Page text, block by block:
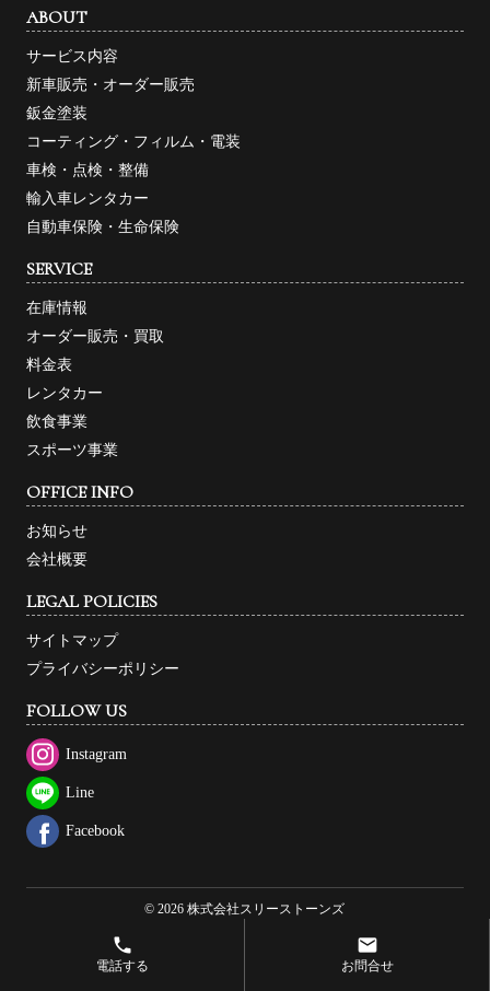
ABOUT
サービス内容
新車販売・オーダー販売
鈑金塗装
コーティング・フィルム・電装
車検・点検・整備
輸入車レンタカー
自動車保険・生命保険
SERVICE
在庫情報
オーダー販売・買取
料金表
レンタカー
飲食事業
スポーツ事業
OFFICE INFO
お知らせ
会社概要
LEGAL POLICIES
サイトマップ
プライバシーポリシー
FOLLOW US
Instagram
Line
Facebook
© 2026 株式会社スリーストーンズ
phone
電話する
email
お問合せ